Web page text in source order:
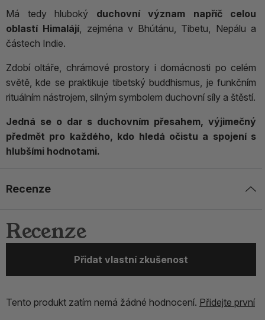
Má tedy hluboký duchovní význam napříč celou
oblastí Himalájí, zejména v Bhútánu, Tibetu, Nepálu a
částech Indie.
Zdobí oltáře, chrámové prostory i domácnosti po celém
světě, kde se praktikuje tibetský buddhismus, je funkčním
rituálním nástrojem, silným symbolem duchovní síly a štěstí.
Jedná se o dar s duchovním přesahem, výjimečný
předmět pro každého, kdo hledá očistu a spojení s
hlubšími hodnotami.
Recenze
Recenze
Přidat vlastní zkušenost
Tento produkt zatím nemá žádné hodnocení. Přidejte první